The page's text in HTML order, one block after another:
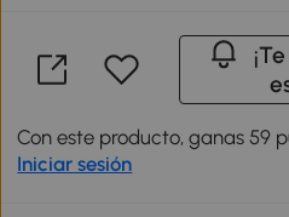
Con este producto, ganas 59
Iniciar sesión